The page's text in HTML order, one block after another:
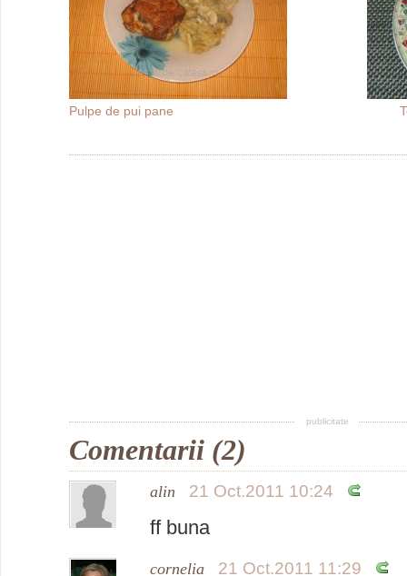
Pulpe de pui pane
publicitate
Comentarii (2)
alin 21 Oct.2011 10:24
ff buna
cornelia 21 Oct.2011 11:29